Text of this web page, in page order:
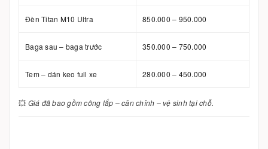
Đèn Titan M10 Ultra 850.000 – 950.000
Baga sau – baga trước 350.000 – 750.000
Tem – dán keo full xe 280.000 – 450.000
💥 Giá đã bao gồm công lắp – căn chỉnh – vệ sinh tại chỗ.